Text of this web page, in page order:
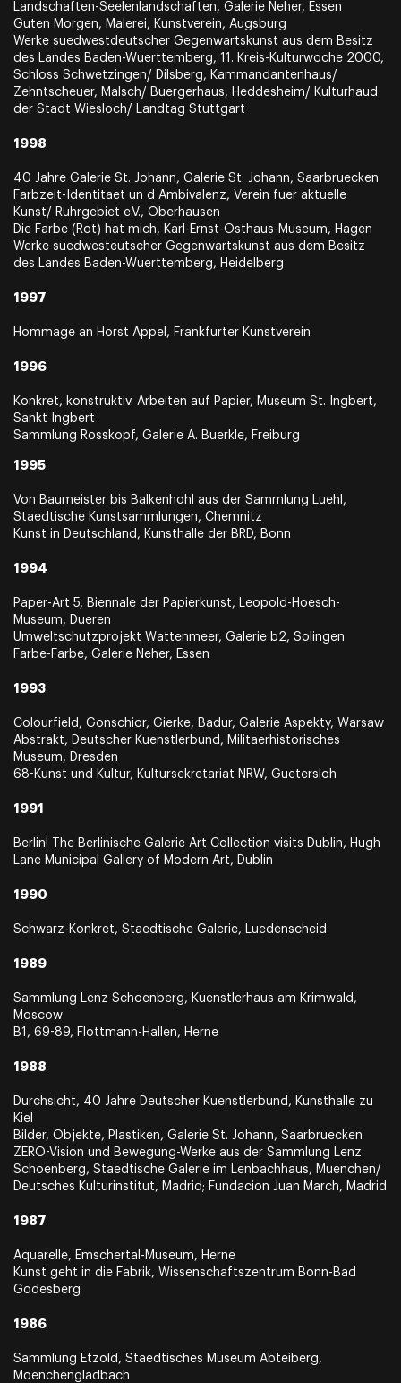
Landschaften-Seelenlandschaften, Galerie Neher, Essen
Guten Morgen, Malerei, Kunstverein, Augsburg
Werke suedwestdeutscher Gegenwartskunst aus dem Besitz
des Landes Baden-Wuerttemberg, 11. Kreis-Kulturwoche 2000,
Schloss Schwetzingen/ Dilsberg, Kammandantenhaus/
Zehntscheuer, Malsch/ Buergerhaus, Heddesheim/ Kulturhaud
der Stadt Wiesloch/ Landtag Stuttgart
1998
40 Jahre Galerie St. Johann, Galerie St. Johann, Saarbruecken
Farbzeit-Identitaet un d Ambivalenz, Verein fuer aktuelle
Kunst/ Ruhrgebiet e.V., Oberhausen
Die Farbe (Rot) hat mich, Karl-Ernst-Osthaus-Museum, Hagen
Werke suedwesteutscher Gegenwartskunst aus dem Besitz
des Landes Baden-Wuerttemberg, Heidelberg
1997
Hommage an Horst Appel, Frankfurter Kunstverein
1996
Konkret, konstruktiv. Arbeiten auf Papier, Museum St. Ingbert,
Sankt Ingbert
Sammlung Rosskopf, Galerie A. Buerkle, Freiburg
1995
Von Baumeister bis Balkenhohl aus der Sammlung Luehl,
Staedtische Kunstsammlungen, Chemnitz
Kunst in Deutschland, Kunsthalle der BRD, Bonn
1994
Paper-Art 5, Biennale der Papierkunst, Leopold-Hoesch-
Museum, Dueren
Umweltschutzprojekt Wattenmeer, Galerie b2, Solingen
Farbe-Farbe, Galerie Neher, Essen
1993
Colourfield, Gonschior, Gierke, Badur, Galerie Aspekty, Warsaw
Abstrakt, Deutscher Kuenstlerbund, Militaerhistorisches
Museum, Dresden
68-Kunst und Kultur, Kultursekretariat NRW, Guetersloh
1991
Berlin! The Berlinische Galerie Art Collection visits Dublin, Hugh
Lane Municipal Gallery of Modern Art, Dublin
1990
Schwarz-Konkret, Staedtische Galerie, Luedenscheid
1989
Sammlung Lenz Schoenberg, Kuenstlerhaus am Krimwald,
Moscow
B1, 69-89, Flottmann-Hallen, Herne
1988
Durchsicht, 40 Jahre Deutscher Kuenstlerbund, Kunsthalle zu
Kiel
Bilder, Objekte, Plastiken, Galerie St. Johann, Saarbruecken
ZERO-Vision und Bewegung-Werke aus der Sammlung Lenz
Schoenberg, Staedtische Galerie im Lenbachhaus, Muenchen/
Deutsches Kulturinstitut, Madrid; Fundacion Juan March, Madrid
1987
Aquarelle, Emschertal-Museum, Herne
Kunst geht in die Fabrik, Wissenschaftszentrum Bonn-Bad
Godesberg
1986
Sammlung Etzold, Staedtisches Museum Abteiberg,
Moenchengladbach